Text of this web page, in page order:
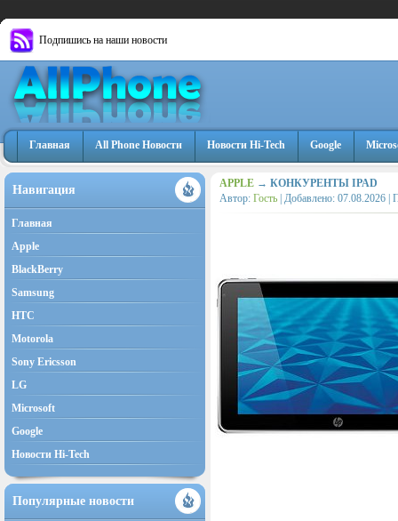
Подпишись на наши новости
Главная All Phone Новости Новости Hi-Tech Google
APPLE → КОНКУРЕНТЫ IPAD
Автор: Гость | Добавлено: 07.08.2026 |
Навигация
Главная
Apple
BlackBerry
Samsung
HTC
Motorola
Sony Ericsson
LG
Microsoft
Google
Новости Hi-Tech
Популярные новости